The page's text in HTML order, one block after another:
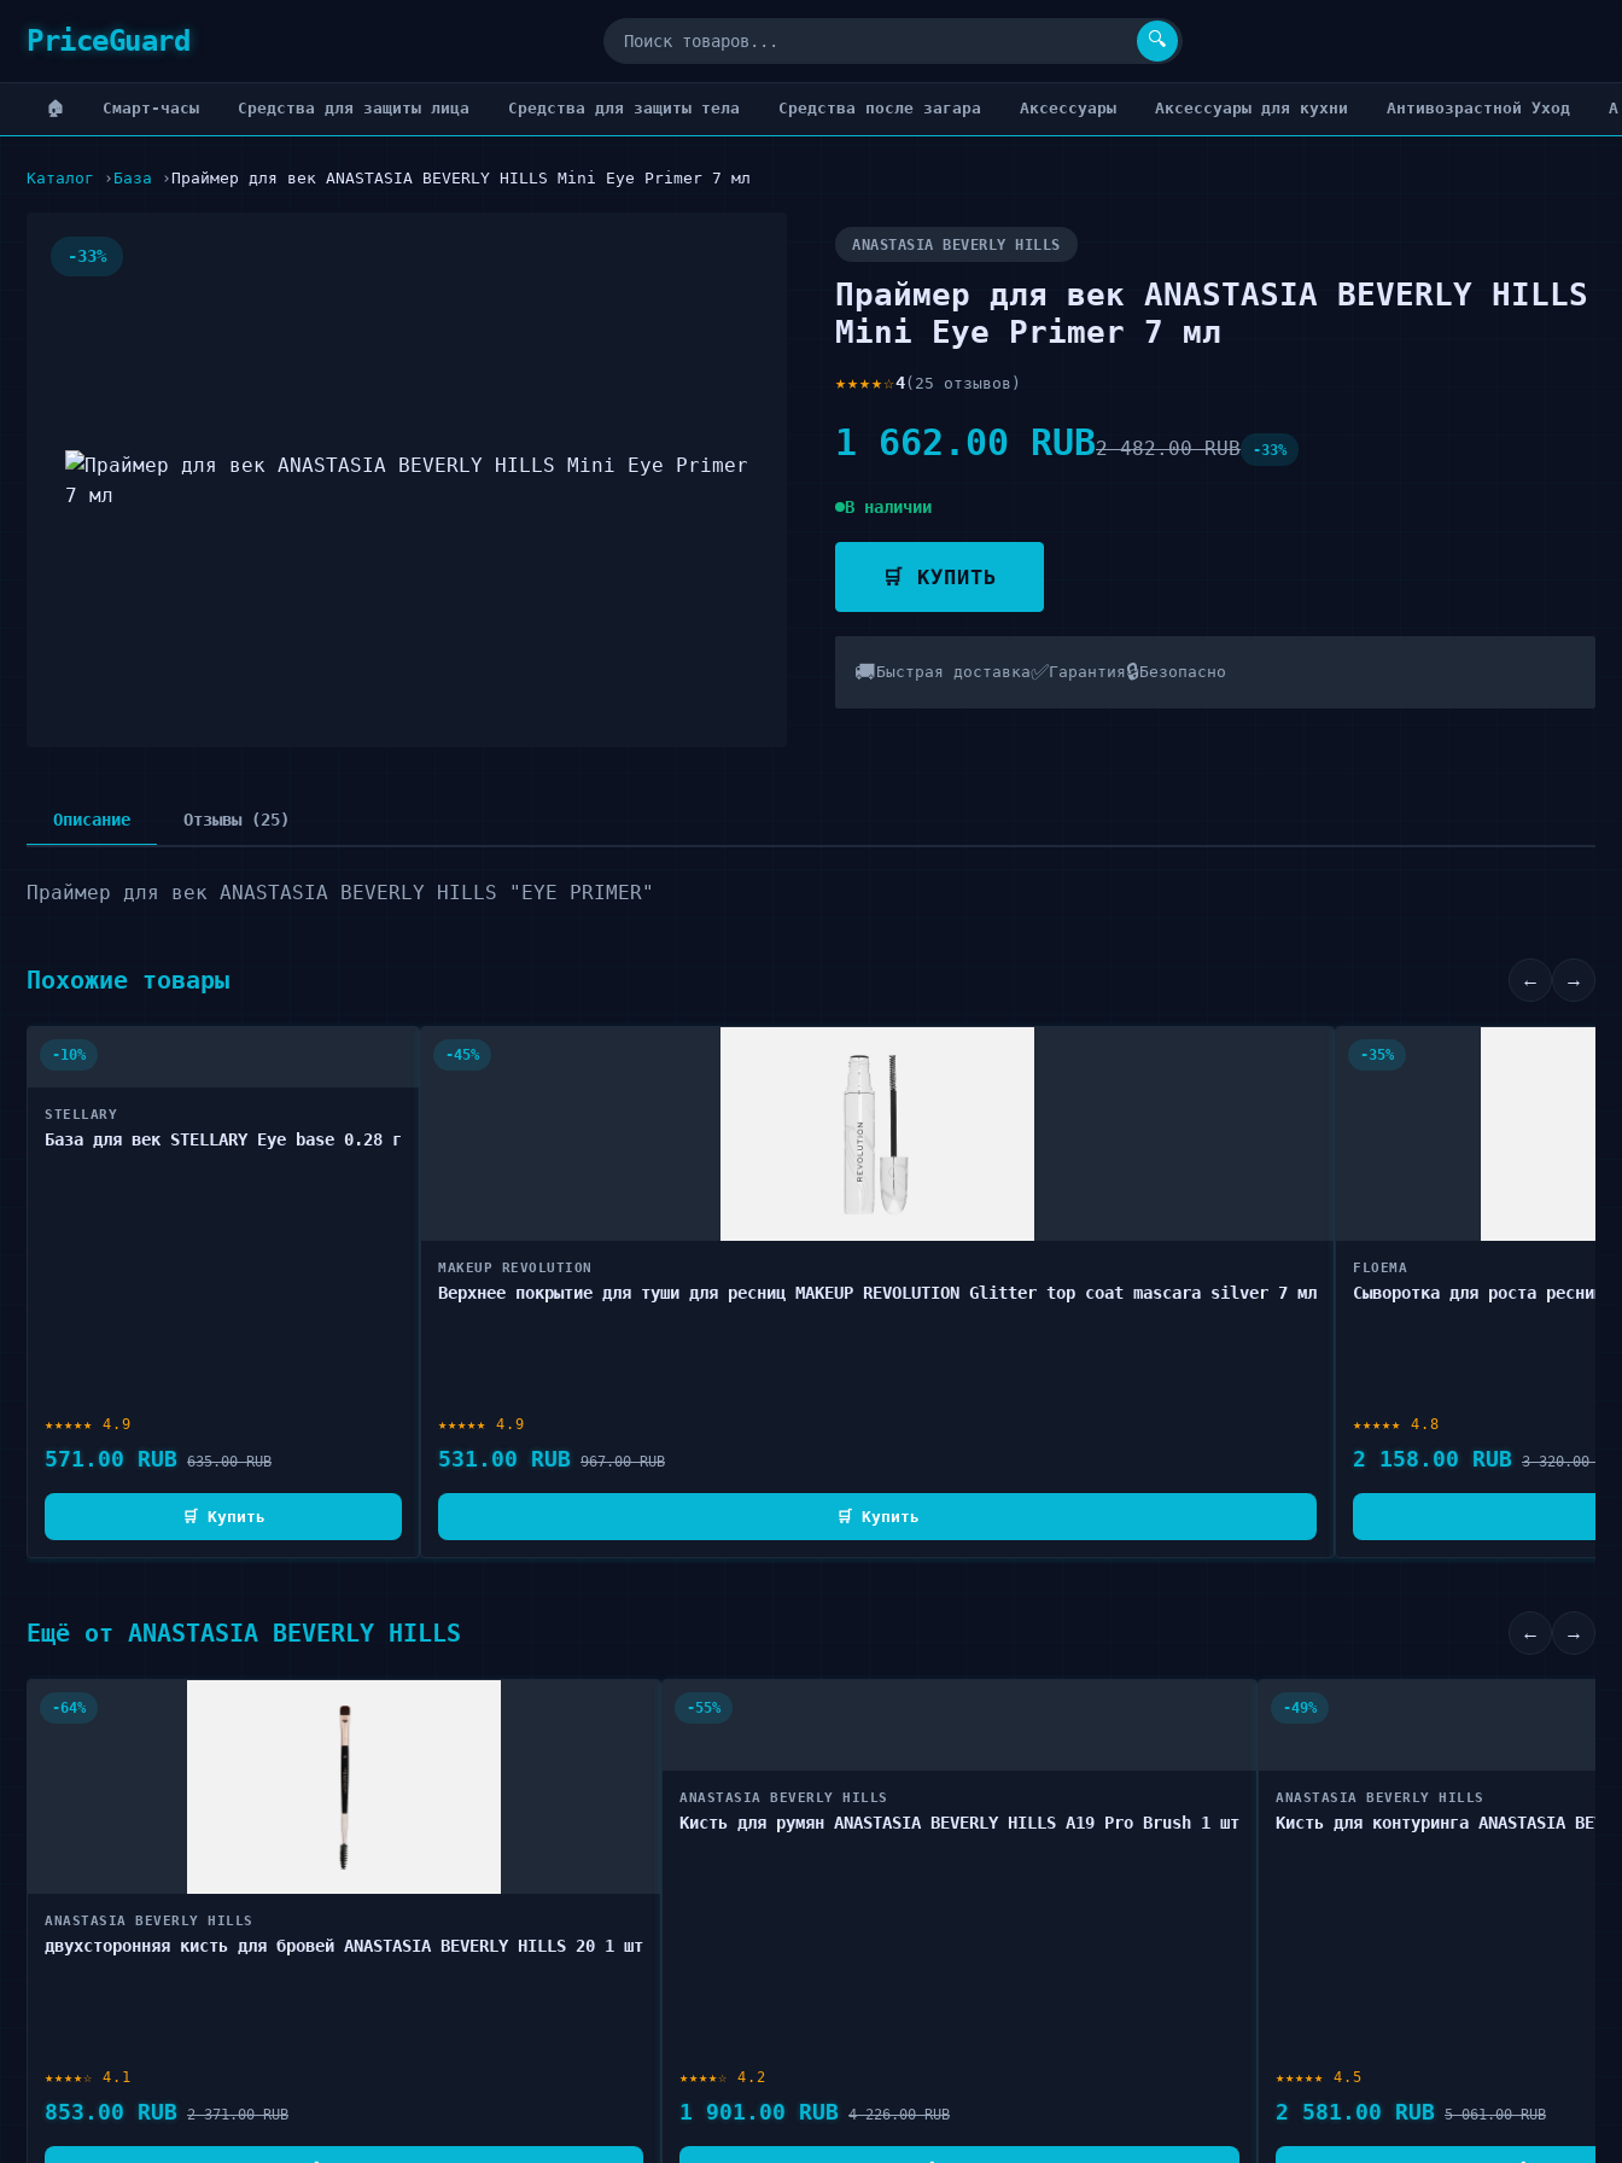
PriceGuard 🔍
🏠 Cмарт-часы Cредства для защиты лица Cредства для защиты тела Cредства после загара Аксессуары Аксессуары для кухни Антивозрастной Уход
Каталог База Праймер для век ANASTASIA BEVERLY HILLS Mini Eye Primer 7 мл
-33%
ANASTASIA BEVERLY HILLS
Праймер для век ANASTASIA BEVERLY HILLS
Mini Eye Primer 7 мл
★★★★☆4(25 отзывов)
1 662.00 RUB2 482.00 RUB -33%
В наличии
🛒 КУПИТЬ
🚚Быстрая доставка✅Гарантия🔒Безопасно
Описание Отзывы (25)
Праймер для век ANASTASIA BEVERLY HILLS "EYE PRIMER"
Похожие товары ← →
-10%
STELLARY
База для век STELLARY Eye base 0.28 г
★★★★★ 4.9
571.00 RUB 635.00 RUB
🛒 Купить
-45%
MAKEUP REVOLUTION
Верхнее покрытие для туши для ресниц MAKEUP REVOLUTION Glitter top coat mascara silver 7 мл
★★★★★ 4.9
531.00 RUB 967.00 RUB
🛒 Купить
-35%
FLOEMA
Сыворотка для роста ресниц
★★★★★ 4.8
2 158.00 RUB 3 320.00 RUB
Ещё от ANASTASIA BEVERLY HILLS ← →
-64%
ANASTASIA BEVERLY HILLS
двухсторонняя кисть для бровей ANASTASIA BEVERLY HILLS 20 1 шт
★★★★☆ 4.1
853.00 RUB 2 371.00 RUB
-55%
ANASTASIA BEVERLY HILLS
Кисть для румян ANASTASIA BEVERLY HILLS A19 Pro Brush 1 шт
★★★★☆ 4.2
1 901.00 RUB 4 226.00 RUB
-49%
ANASTASIA BEVERLY HILLS
Кисть для контуринга ANASTASIA
★★★★★ 4.5
2 581.00 RUB 5 061.00 RUB